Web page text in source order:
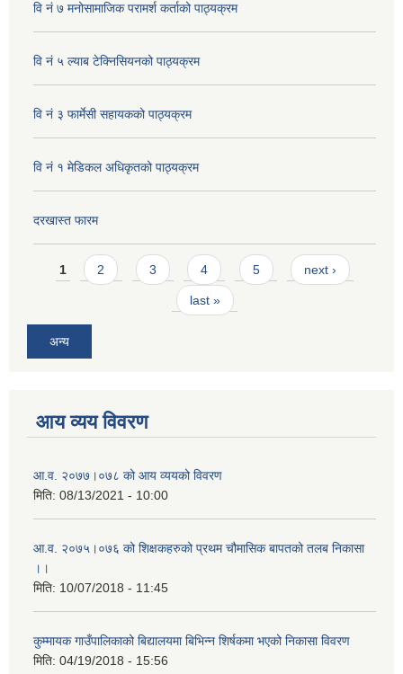
वि नं ७ मनोसामाजिक परामर्श कर्ताको पाठ्यक्रम
वि नं ५ ल्याब टेक्निसियनको पाठ्यक्रम
वि नं ३ फार्मेसी सहायकको पाठ्यक्रम
वि नं १ मेडिकल अधिकृतको पाठ्यक्रम
दरखास्त फारम
Pages
1 2 3 4 5 next ›
last »
अन्य
आय व्यय विवरण
आ.व. २०७७।०७८ को आय व्ययको विवरण
मिति: 08/13/2021 - 10:00
आ.व. २०७५।०७६ को शिक्षकहरुको प्रथम चौमासिक बापतको तलब निकासा
।।
मिति: 10/07/2018 - 11:45
कुम्मायक गाउँपालिकाको बिद्यालयमा बिभिन्न शिर्षकमा भएको निकासा विवरण
मिति: 04/19/2018 - 15:56